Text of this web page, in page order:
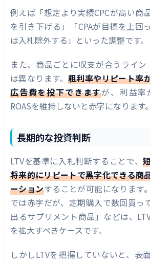
例えば「想定より実績CPCが高い商
を引き下げる」「CPAが目標を上回
は入札除外する」といった調整です。
また、商品ごとに収支が合うライン
は異なります。 粗利率やリピート率
広告費を投下できますが、利益率
ROASを維持しないと赤字になります。
長期的な投資判断
LTVを基準に入札判断することで、
将来的にリピートで黒字化できる商
ーションすることが可能になります
では赤字だが、定期購入で数回買っ
出るサプリメント商品」などは、
を拡大すべきケースです。
しかしLTVを把握していないと、表